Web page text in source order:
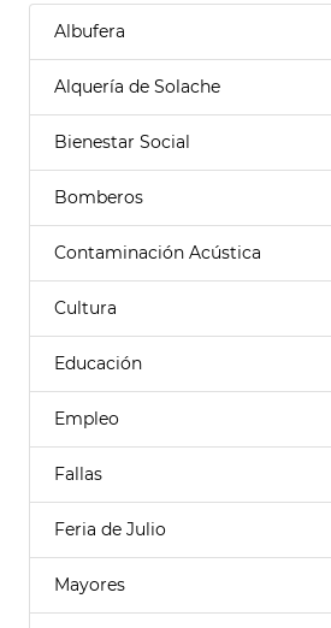
Albufera
Alquería de Solache
Bienestar Social
Bomberos
Contaminación Acústica
Cultura
Educación
Empleo
Fallas
Feria de Julio
Mayores